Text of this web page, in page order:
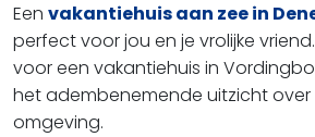
Een vakantiehuis aan zee in
perfect voor jou en je vrolijke
voor een vakantiehuis in
het adembenemende uitzicht over
omgeving.